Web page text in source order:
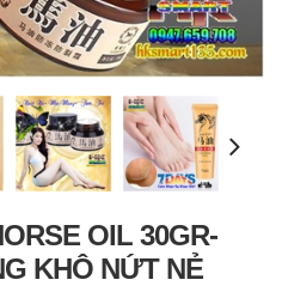
OIL 30GR-
KHÔ NỨT NẺ